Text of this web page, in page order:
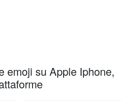
emoji su Apple Iphone,